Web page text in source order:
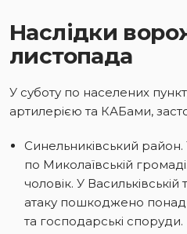
Наслідки
листопада
У суботу по населених
артилерією та КАБами,
Синельниківський
по Миколаївській
чоловік. У
атаку пошкоджено понад
та господарські споруди.